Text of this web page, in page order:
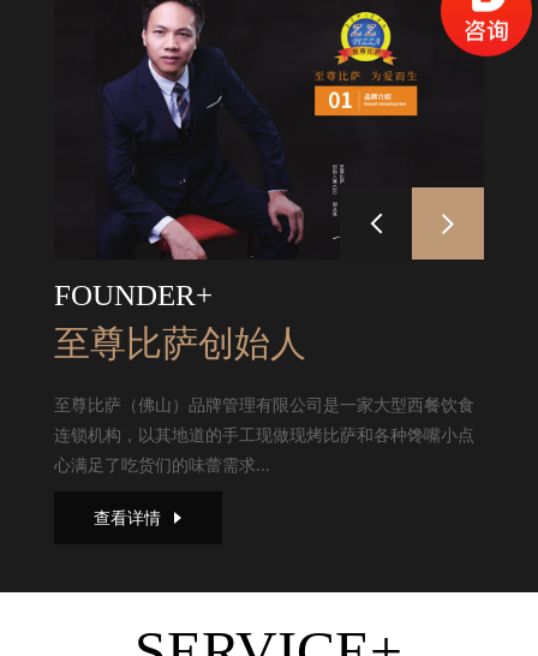
FOUNDER+
至尊比萨创始人
至尊比萨（佛山）品牌管理有限公司是一家大型西餐饮食
连锁机构，以其地道的手工现做现烤比萨和各种馋嘴小点
心满足了吃货们的味蕾需求...
查看详情